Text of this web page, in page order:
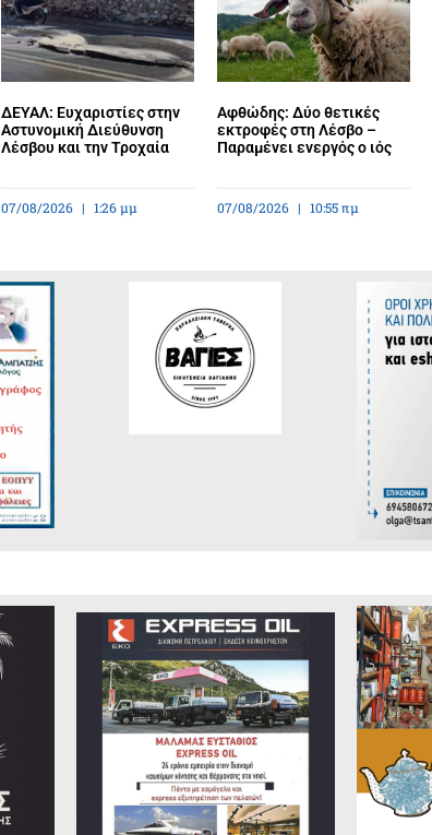
ΔΕΥΑΛ: Ευχαριστίες στην
Αστυνομική Διεύθυνση
Λέσβου και την Τροχαία
07/08/2026 1:26 μμ
Αφθώδης: Δύο θετικές
εκτροφές στη Λέσβο –
Παραμένει ενεργός ο ιός
07/08/2026 10:55 πμ